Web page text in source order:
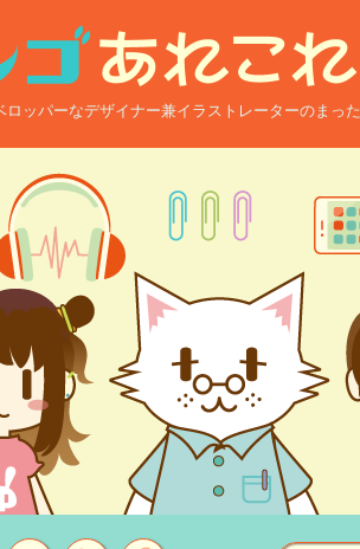
ロッパーなデザイナー兼イラストレーターのまっ